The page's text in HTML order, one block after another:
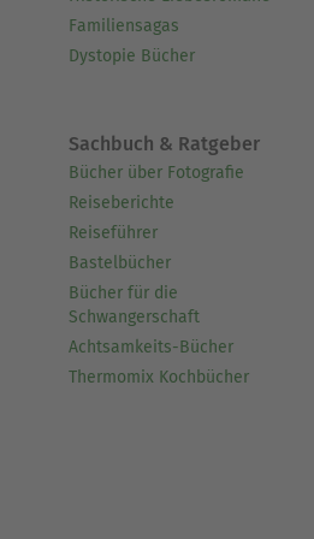
Stränge, indem sie
unterschiedlichen Autoren
und intellektuellen
Werke geprägt haben, und
(oder
die jeden Autor
kombinierte Synopsis
die wichtigsten
der enthaltenen
den Gesamtumfang der
ohne wesentliche
Überschneidungen
um Autoren aus
miteinander zu
Familiensagas
Dystopie Bücher
Sachbuch & Ratgeber
Bücher über Fotografie
Reiseberichte
Reiseführer
Bastelbücher
Bücher für die
Schwangerschaft
Achtsamkeits-Bücher
Thermomix Kochbücher